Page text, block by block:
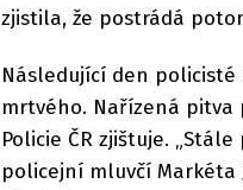
zjistila, že postrádá
Následující den
mrtvého. Nařízená pitva
Policie ČR zjištuje.
policejní mluvčí Markéta